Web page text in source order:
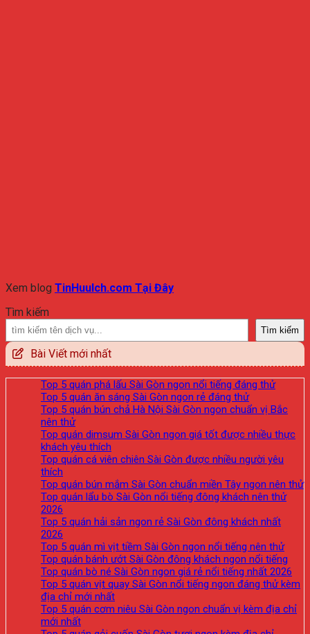
Xem blog TinHuuIch.com Tại Đây
Tìm kiếm
Tìm kiếm
Bài Viết mới nhất
Top 5 quán phá lấu Sài Gòn ngon nổi tiếng đáng thử
Top 5 quán ăn sáng Sài Gòn ngon rẻ đáng thử
Top 5 quán bún chả Hà Nội Sài Gòn ngon chuẩn vị Bắc
nên thử
Top quán dimsum Sài Gòn ngon giá tốt được nhiều thực
khách yêu thích
Top quán cá viên chiên Sài Gòn được nhiều người yêu
thích
Top quán bún mắm Sài Gòn chuẩn miền Tây ngon nên thử
Top quán lẩu bò Sài Gòn nổi tiếng đông khách nên thử
2026
Top 5 quán hải sản ngon rẻ Sài Gòn đông khách nhất
2026
Top 5 quán mì vịt tiềm Sài Gòn ngon nổi tiếng nên thử
Top quán bánh ướt Sài Gòn đông khách ngon nổi tiếng
Top quán bò né Sài Gòn ngon giá rẻ nổi tiếng nhất 2026
Top 5 quán vịt quay Sài Gòn nổi tiếng ngon đáng thử kèm
địa chỉ mới nhất
Top 5 quán cơm niêu Sài Gòn ngon chuẩn vị kèm địa chỉ
mới nhất